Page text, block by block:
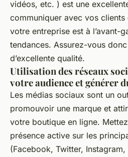
vidéos, etc. ) est une
communiquer avec vos
votre entreprise est à l’avant-
tendances. Assurez-vous
d’excellente qualité.
Utilisation des réseaux
votre audience et générer
Les médias sociaux sont un
promouvoir une marque et
votre boutique en ligne.
présence active sur les
(Facebook, Twitter,